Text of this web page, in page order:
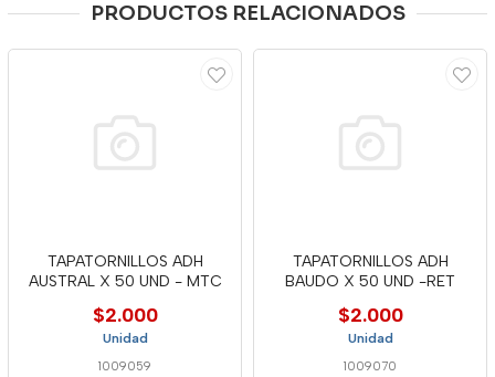
PRODUCTOS RELACIONADOS
TAPATORNILLOS ADH
AUSTRAL X 50 UND - MTC
$2.000
Unidad
1009059
TAPATORNILLOS ADH
BAUDO X 50 UND -RET
$2.000
Unidad
1009070